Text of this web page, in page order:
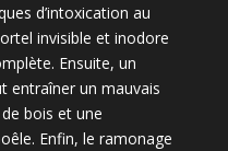
d’intoxication au
invisible et inodore
Ensuite, un
entraîner un mauvais
bois et une
Enfin, le ramonage